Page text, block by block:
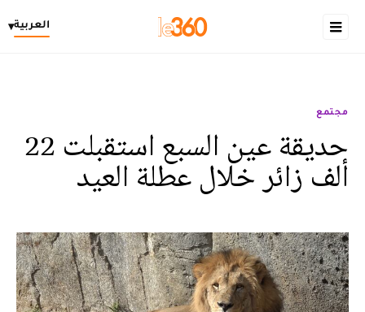
العربية▾
مجتمع
حديقة عين السبع استقبلت 22
ألف زائر خلال عطلة العيد